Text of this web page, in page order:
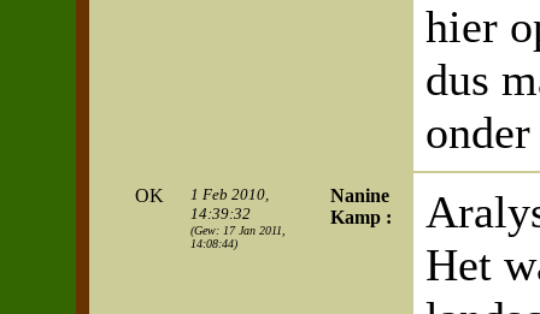
hier
dus
OK
1 Feb 2010,
14:39:32
(Gew: 17 Jan 2011,
14:08:44)
Nanine
Kamp :
Het